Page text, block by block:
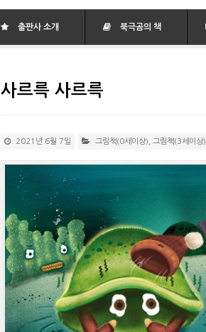
출판사 소개 북극곰의 책
사르륵 사르륵
2021년 6월 7일 그림책(0세이상) 그림책(3세이상)